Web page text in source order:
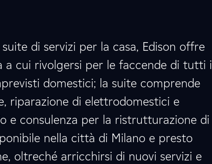
suite di servizi per la casa, Edison offre
a cui rivolgersi per le faccende di tutti i
domestici; la suite comprende
riparazione di elettrodomestici e
e consulenza per la ristrutturazione di
nella città di Milano e presto
oltreché arricchirsi di nuovi servizi e